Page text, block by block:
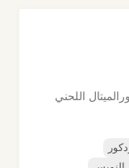
الميتال اللحني